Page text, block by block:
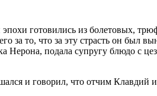
готовились из болетовых,
за то, что за эту страсть он был
Нерона, подала супругу блюдо с
и говорил, что отчим Клавдий